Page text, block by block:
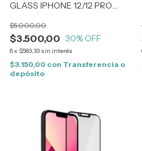
GLASS IPHONE 12/12 PRO
$3.500,00
$5.000,00
30% OFF
6x $583,33 sin interés
$3.150,00 con Transferencia o
depósito